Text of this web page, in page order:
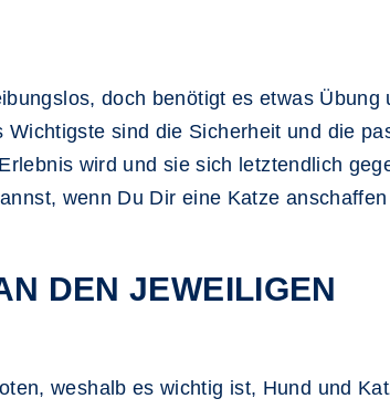
doch benötigt es etwas Übung
sind die Sicherheit und die
wird und sie sich letztendlich
wenn Du Dir eine Katze anschaffen
DEN JEWEILIGEN
weshalb es wichtig ist, Hund und